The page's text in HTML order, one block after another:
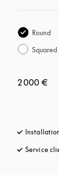
Round
Squared
2 000 €
Service